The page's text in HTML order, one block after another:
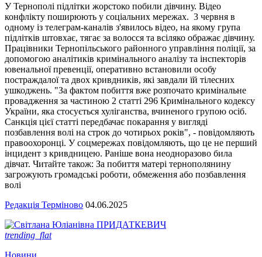
У Тернополі підлітки жорстоко побили дівчину. Відео
конфлікту поширюють у соціальних мережах. 3 червня в
одному із телеграм-каналів з'явилось відео, на якому група
підлітків штовхає, тягає за волосся та всіляко ображає дівчину.
Працівники Тернопільського районного управління поліції, за
допомогою аналітиків кримінального аналізу та інспекторів
ювенальної превенції, оперативно встановили особу
постраждалої та двох кривдників, які завдали їй тілесних
ушкоджень. "За фактом побиття вже розпочато кримінальне
провадження за частиною 2 статті 296 Кримінального кодексу
України, яка стосується хуліганства, вчиненого групою осіб.
Санкція цієї статті передбачає покарання у вигляді
позбавлення волі на строк до чотирьох років", - повідомляють
правоохоронці. У соцмережах повідомляють, що це не перший
інцидент з кривдницею. Раніше вона неодноразово била
дівчат. Читайте також: За побиття матері тернополянину
загрожують громадські роботи, обмеження або позбавлення
волі
Редакція Терміново 04.06.2025
trending_flat
Новини